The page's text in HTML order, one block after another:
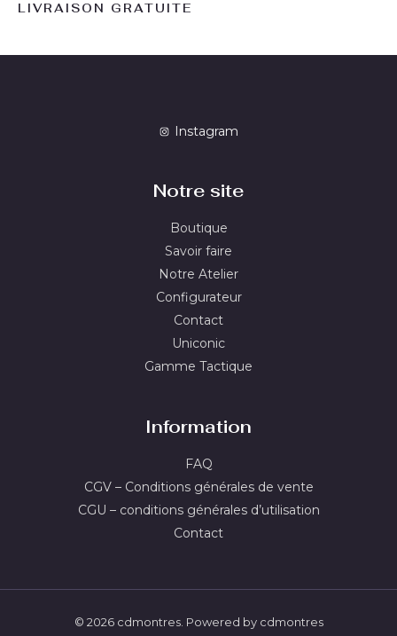
LIVRAISON GRATUITE
Instagram
Notre site
Boutique
Savoir faire
Notre Atelier
Configurateur
Contact
Uniconic
Gamme Tactique
Information
FAQ
CGV – Conditions générales de vente
CGU – conditions générales d’utilisation
Contact
© 2026 cdmontres. Powered by cdmontres